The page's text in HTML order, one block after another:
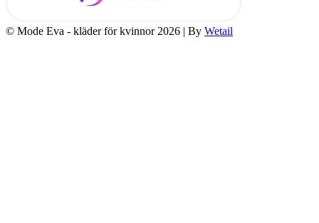
© Mode Eva - kläder för kvinnor 2026 | By Wetail